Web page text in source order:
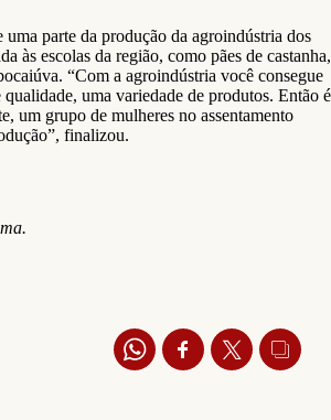
parte da produção da agroindústria dos
às escolas da região, como pães de castanha,
“Com a agroindústria você consegue
uma variedade de produtos. Então é
um grupo de mulheres no assentamento
finalizou.